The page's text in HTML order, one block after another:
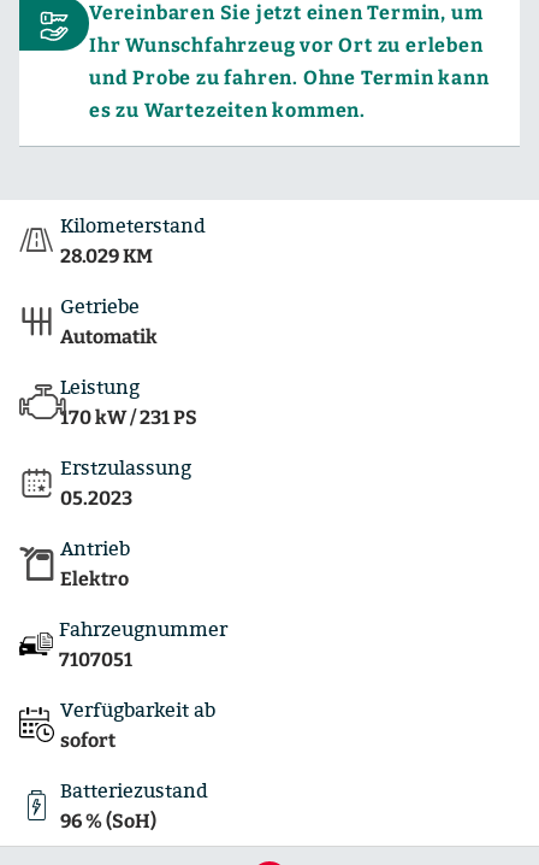
Vereinbaren Sie jetzt einen Termin, um
Ihr Wunschfahrzeug vor Ort zu erleben
und Probe zu fahren. Ohne Termin kann
es zu Wartezeiten kommen.
Kilometerstand
28.029 KM
Getriebe
Automatik
Leistung
170 kW / 231 PS
Erstzulassung
05.2023
Antrieb
Elektro
Fahrzeugnummer
7107051
Verfügbarkeit ab
sofort
Batteriezustand
96 % (SoH)